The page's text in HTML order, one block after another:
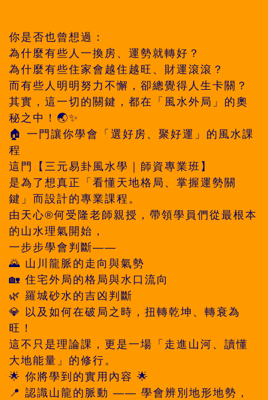
你是否也曾想過：
為什麼有些人一換房、運勢就轉好？
為什麼有些住家會越住越旺、財運滾滾？
而有些人明明努力不懈，卻總覺得人生卡關？
其實，這一切的關鍵，都在「風水外局」的奧
秘之中！🌏✨
🏠 一門讓你學會「選好房、聚好運」的風水課
程
這門【三元易卦風水學｜師資專業班】
是為了想真正「看懂天地格局、掌握運勢關
鍵」而設計的專業課程。
由天心®何受隆老師親授，帶領學員們從最根本
的山水理氣開始，
一步步學會判斷——
🌄 山川龍脈的走向與氣勢
🏡 住宅外局的格局與水口流向
🌿 羅城砂水的吉凶判斷
💎 以及如何在破局之時，扭轉乾坤、轉衰為
旺！
這不只是理論課，更是一場「走進山河、讀懂
大地能量」的修行。
🌟 你將學到的實用內容 🌟
📍 認識山龍的脈動 —— 學會辨別地形地勢，